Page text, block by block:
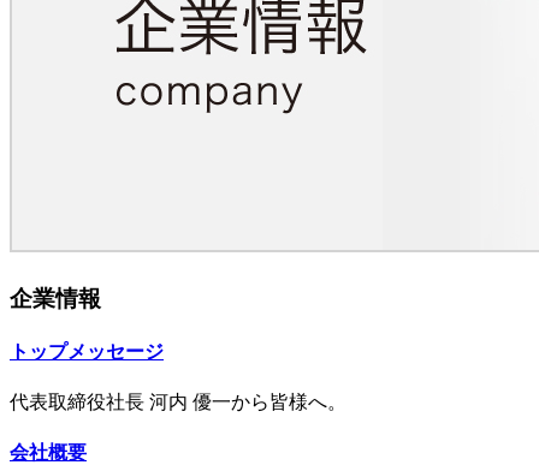
企業情報
トップメッセージ
代表取締役社長 河内 優一から皆様へ。
会社概要